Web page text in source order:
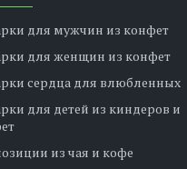
для мужчин из конфет
для женщин из конфет
сердца для влюбленных
для детей из киндеров и
из чая и кофе